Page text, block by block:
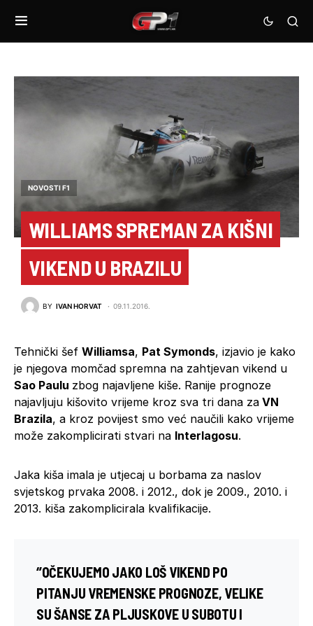
NOVOSTI F1
WILLIAMS SPREMAN ZA KIŠNI
VIKEND U BRAZILU
BY IVAN HORVAT 09.11.2016.
Tehnički šef Williamsa, Pat Symonds, izjavio je kako
je njegova momčad spremna na zahtjevan vikend u
Sao Paulu zbog najavljene kiše. Ranije prognoze
najavljuju kišovito vrijeme kroz sva tri dana za VN
Brazila, a kroz povijest smo već naučili kako vrijeme
može zakomplicirati stvari na Interlagosu.
Jaka kiša imala je utjecaj u borbama za naslov
svjetskog prvaka 2008. i 2012., dok je 2009., 2010. i
2013. kiša zakomplicirala kvalifikacije.
‘’OČEKUJEMO JAKO LOŠ VIKEND PO
PITANJU VREMENSKE PROGNOZE, VELIKE
SU ŠANSE ZA PLJUSKOVE U SUBOTU I